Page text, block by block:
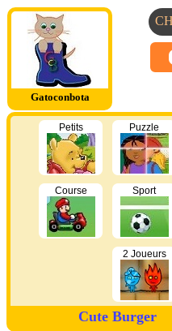
Gatoconbota
Petits Puzzle
Course Sport
2 Joueurs
Cute Burger